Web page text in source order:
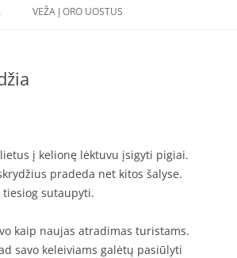
VEŽA Į ORO UOSTUS
į kelionę lėktuvu įsigyti pigiai.
pradeda net kitos šalyse.
sutaupyti.
kaip naujas atradimas turistams.
savo keleiviams galėtų pasiūlyti